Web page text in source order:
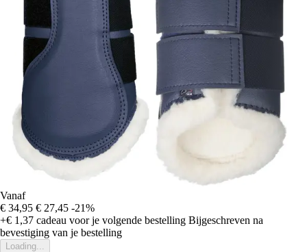
Vanaf
€ 34,95 € 27,45 -21%
+€ 1,37 cadeau voor je volgende bestelling Bijgeschreven na
bevestiging van je bestelling
Loading...